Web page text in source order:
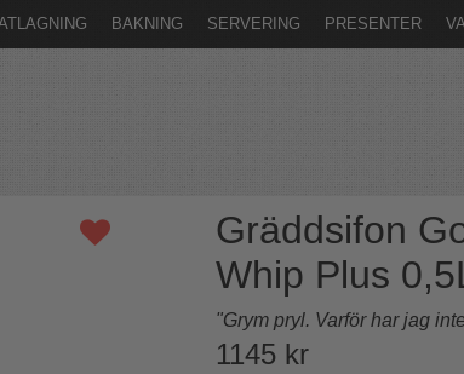
BAKNING SERVERING PRESENTER
Gräddsifon
Whip Plus
"Grym pryl. Varför har jag
1145kr